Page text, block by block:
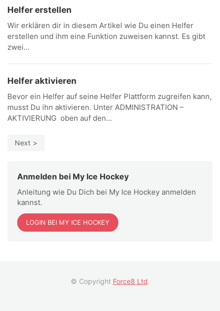
Helfer erstellen
Wir erklären dir in diesem Artikel wie Du einen Helfer
erstellen und ihm eine Funktion zuweisen kannst. Es gibt
zwei...
Helfer aktivieren
Bevor ein Helfer auf seine Helfer Plattform zugreifen kann,
musst Du ihn aktivieren. Unter ADMINISTRATION –
AKTIVIERUNG oben auf den...
Next
Anmelden bei My Ice Hockey
Anleitung wie Du Dich bei My Ice Hockey anmelden
kannst.
LOGIN BEI MY ICE HOCKEY
© Copyright Force8 Ltd.